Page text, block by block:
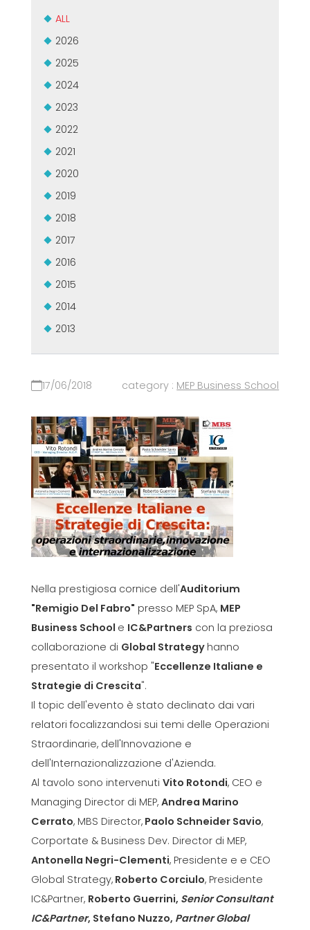
CERTIFIKOVANÝ SECOND-HAND MEP GROUP
EFFECTIVE COMMUNICATION
ALL
2026
2025
2024
2023
2022
2021
2020
2019
2018
2017
2016
2015
2014
2013
17/06/2018 category : MEP Business School
Nella prestigiosa cornice dell'Auditorium
"Remigio Del Fabro" presso MEP SpA, MEP
Business School e IC&Partners con la preziosa
collaborazione di Global Strategy hanno
presentato il workshop "Eccellenze Italiane e
Strategie di Crescita".
Il topic dell'evento è stato declinato dai vari
relatori focalizzandosi sui temi delle Operazioni
Straordinarie, dell'Innovazione e
dell'Internazionalizzazione d'Azienda.
Al tavolo sono intervenuti Vito Rotondi, CEO e
Managing Director di MEP, Andrea Marino
Cerrato, MBS Director,Paolo Schneider Savio,
Corportate & Business Dev. Director di MEP,
Antonella Negri-Clementi, Presidente e e CEO
Global Strategy,Roberto Corciulo, Presidente
IC&Partner, Roberto Guerrini, Senior Consultant
IC&Partner, Stefano Nuzzo, Partner Global